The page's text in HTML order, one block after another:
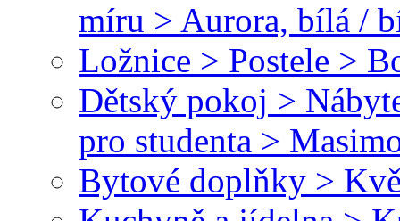
míru > Aurora, bílá /
Ložnice > Postele >
Dětský pokoj >
pro studenta >
Bytové doplňky >